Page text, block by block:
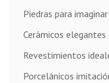
Piedras para imaginar
Cerámicos
Revestimientos
Porcelánicos